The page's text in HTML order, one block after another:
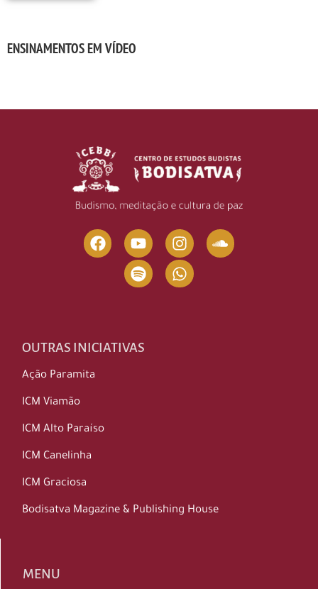
ENSINAMENTOS EM VÍDEO
OUTRAS INICIATIVAS
Ação Paramita
ICM Viamão
ICM Alto Paraíso
ICM Canelinha
ICM Graciosa
Bodisatva Magazine & Publishing House
MENU